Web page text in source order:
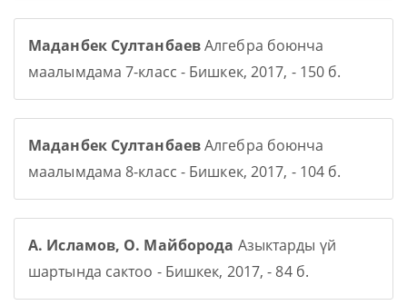
Маданбек СултанбаевАлгебра боюнча
маалымдама 7-класс - Бишкек, 2017, - 150 б.
Маданбек СултанбаевАлгебра боюнча
маалымдама 8-класс - Бишкек, 2017, - 104 б.
А. Исламов, О. Майборода Азыктарды үй
шартында сактоо - Бишкек, 2017, - 84 б.